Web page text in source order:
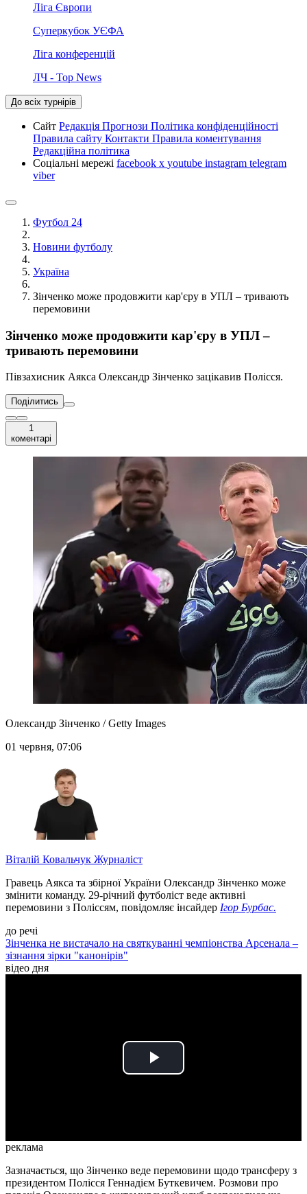
Ліга Європи
Суперкубок УЄФА
Ліга конференцій
ЛЧ - Top News
До всіх турнірів
Сайт Редакція Прогнози Політика конфіденційності
Правила сайту Контакти Правила коментування
Редакційна політика
Соціальні мережі facebook x youtube instagram telegram
viber
Футбол 24
Новини футболу
Україна
Зінченко може продовжити кар'єру в УПЛ – тривають
перемовини
Зінченко може продовжити кар'єру в УПЛ –
тривають перемовини
Півзахисник Аякса Олександр Зінченко зацікавив Полісся.
Поділитись
1
коментарі
Олександр Зінченко / Getty Images
01 червня, 07:06
Віталій Ковальчук Журналіст
Гравець Аякса та збірної України Олександр Зінченко може
змінити команду. 29-річний футболіст веде активні
перемовини з Поліссям, повідомляє інсайдер Ігор Бурбас.
до речі
Зінченка не вистачало на святкуванні чемпіонства Арсенала –
зізнання зірки "канонірів"
відео дня
Play
реклама
Зазначається, що Зінченко веде перемовини щодо трансферу з
президентом Полісся Геннадієм Буткевичем. Розмови про